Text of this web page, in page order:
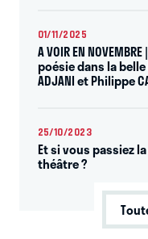
01/11/2025
A VOIR EN
poésie dans la belle
ADJANI et Philippe
25/10/2023
Et si vous passiez
théâtre ?